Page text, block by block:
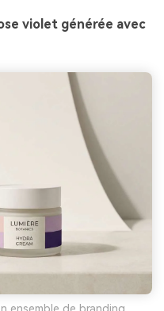
violet générée avec